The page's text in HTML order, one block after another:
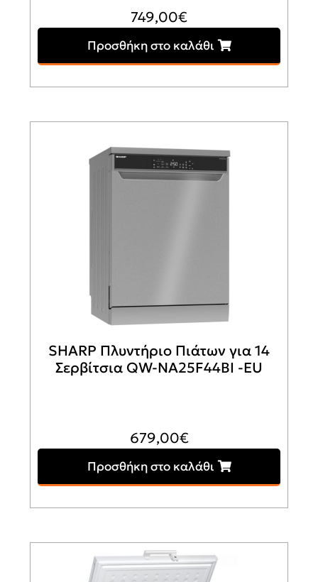
749,00€
Προσθήκη στο καλάθι
SHARP Πλυντήριο Πιάτων για 14
Σερβίτσια QW-NA25F44BI -EU
679,00€
Προσθήκη στο καλάθι